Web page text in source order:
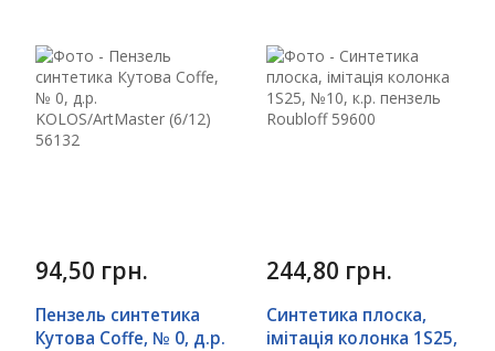
94,50 грн.
Пензель синтетика
Кутова Сoffe, № 0, д.р.
244,80 грн.
Синтетика плоска,
імітація колонка 1S25,